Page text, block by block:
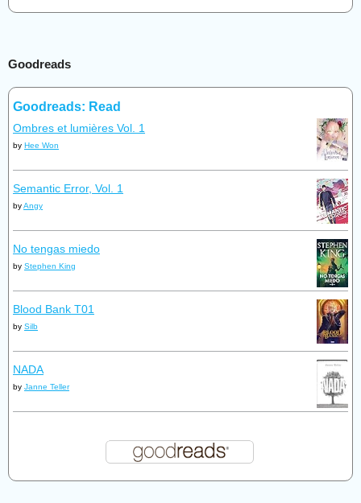
Goodreads
Goodreads: Read
Ombres et lumières Vol. 1
by Hee Won
Semantic Error, Vol. 1
byAngy
No tengas miedo
by Stephen King
Blood Bank T01
by Silb
NADA
by Janne Teller